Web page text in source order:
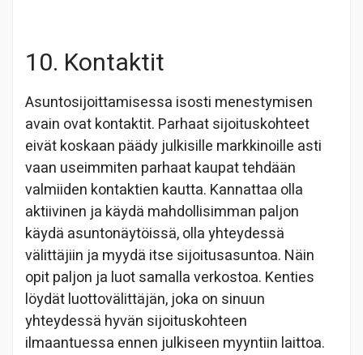
10. Kontaktit
Asuntosijoittamisessa isosti menestymisen
avain ovat kontaktit. Parhaat sijoituskohteet
eivät koskaan päädy julkisille markkinoille asti
vaan useimmiten parhaat kaupat tehdään
valmiiden kontaktien kautta. Kannattaa olla
aktiivinen ja käydä mahdollisimman paljon
käydä asuntonäytöissä, olla yhteydessä
välittäjiin ja myydä itse sijoitusasuntoa. Näin
opit paljon ja luot samalla verkostoa. Kenties
löydät luottovälittäjän, joka on sinuun
yhteydessä hyvän sijoituskohteen
ilmaantuessa ennen julkiseen myyntiin laittoa.